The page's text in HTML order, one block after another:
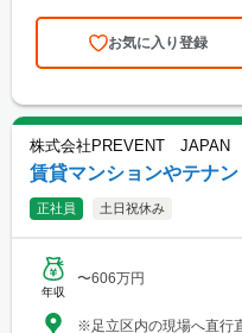
お気に入り登録
株式会社PREVENT JAPAN
賃貸マンションやテナ
正社員 土日祝休み
年収
〜606万円
※足立区内の現場へ直行